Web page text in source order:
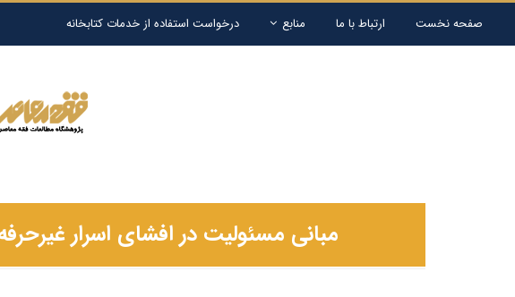
صفحه نخست ارتباط با ما منابع درخواست استفاده از خدمات کتابخانه
مبانی مسئولیت در افشای اسرار